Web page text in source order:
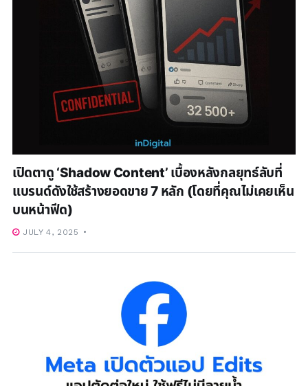
เปิดตาดู ‘Shadow Content’ เบื้องหลังกลยุทธ์ลับที่
แบรนด์ดังใช้สร้างยอดขาย 7 หลัก (โดยที่คุณไม่เคยเห็น
บนหน้าฟีด)
JULY 4, 2025